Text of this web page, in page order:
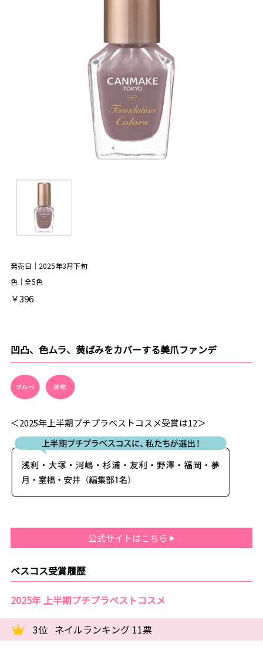
発売日｜2025年3月下旬
色｜全5色
￥396
凹凸、色ムラ、黄ばみをカバーする美爪ファンデ
＜2025年上半期プチプラベストコスメ受賞は12＞
公式サイトはこちら
ベスコス受賞履歴
2025年 上半期プチプラベストコスメ
3位 ネイルランキング 11票